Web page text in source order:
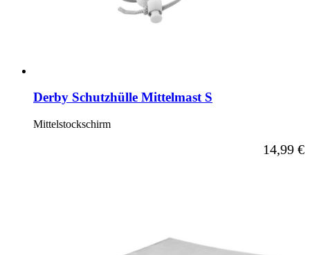
Derby Schutzhülle Mittelmast S
Mittelstockschirm
14,99 €